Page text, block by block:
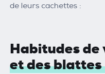
de leurs cachettes :
Habitudes de
et des blattes